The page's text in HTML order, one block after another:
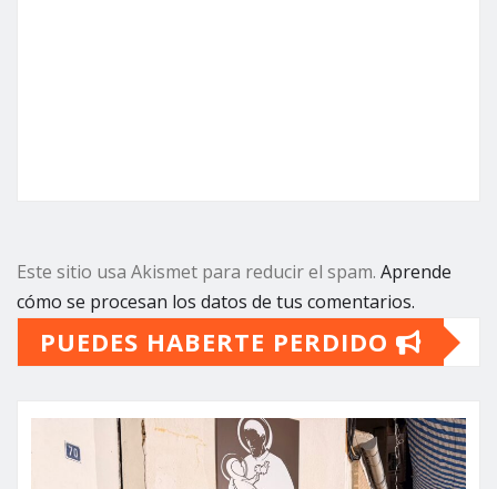
Este sitio usa Akismet para reducir el spam. Aprende
cómo se procesan los datos de tus comentarios.
PUEDES HABERTE PERDIDO